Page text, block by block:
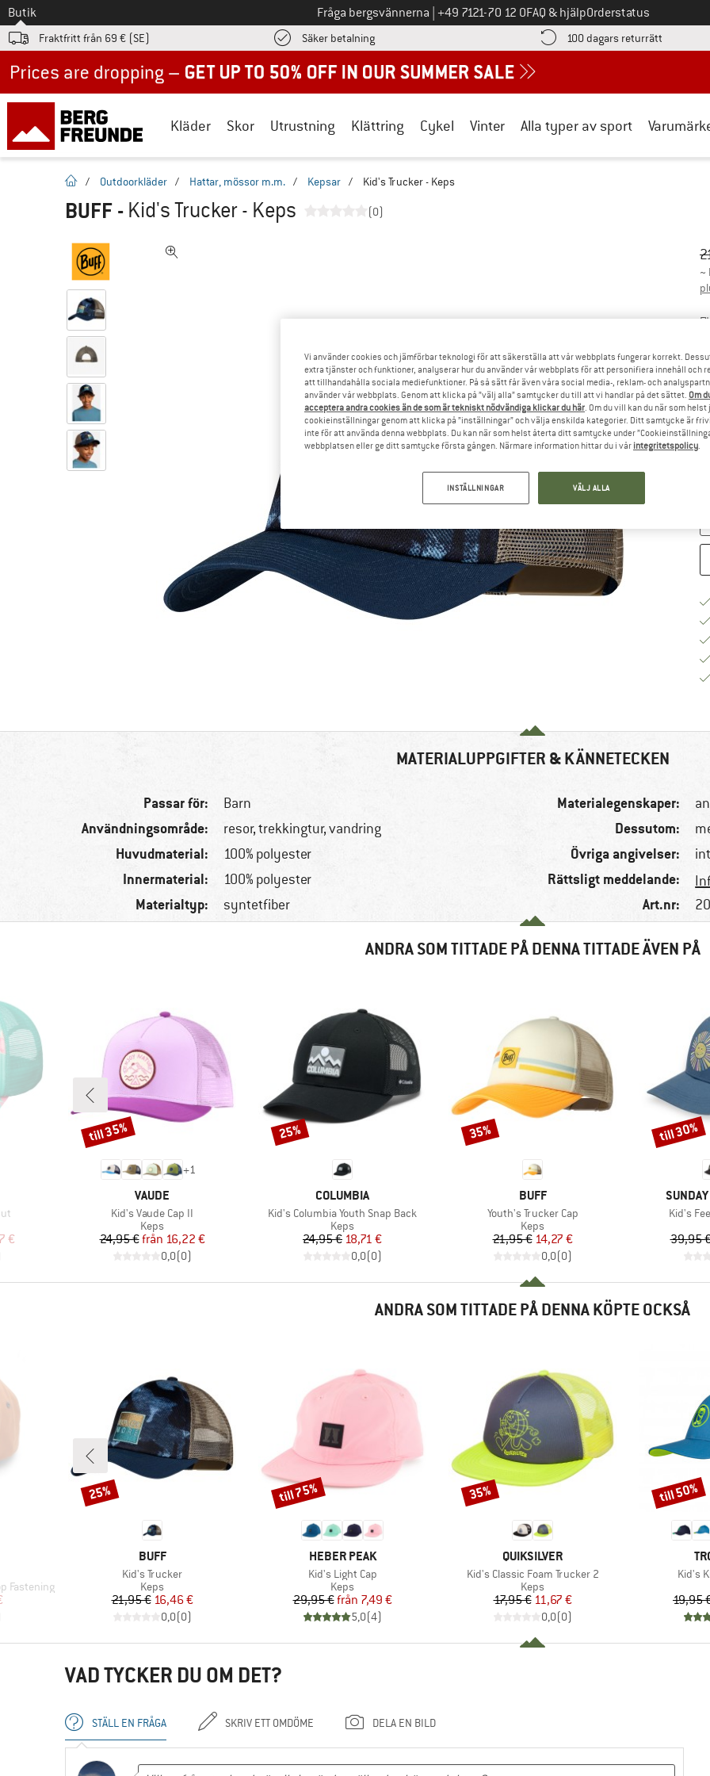
Till
Butik Fråga bergsvännerna Ring oss på
+49 7121-70 12 0FAQ & hjälpOrderstatus
Fraktfritt från 69 € (SE) Säker betalningHitta betalningsinformationen här! Öppnas i en inforuta
100 dagars returrätt Gå till
Kläder Skor Utrustning Klättring Cykel Vinter Alla typer av sport
Hemsida
/ Outdoorkläder / Hattar, mössor m.m. / Kepsar / Kid's Trucker - Keps
BUFF - Kid's Trucker - Keps (0)
~
MATERIALUPPGIFTER & KÄNNETECKEN
Passar för: Barn
Användningsområde: resor, trekkingtur, vandring
Huvudmaterial: 100% polyester
Innermaterial: 100% polyester
Materialtyp: syntetfiber
Materialegenskaper:
Dessutom:
Övriga angivelser:
Rättsligt meddelande:
Art.nr:
ANDRA SOM TITTADE PÅ DENNA TITTADE ÄVEN PÅ
pris
€
+1
VARUMÄRKE
VAUDE
Produkter
Kid's Vaude Cap II
Produktgrupp
Keps
Pris
24,95 € Reducerat pris
från 16,22 €
0,0(0)
Rabatt
till 35%
VARUMÄRKE
COLUMBIA
Produkter
Kid's Columbia Youth Snap Back
Produktgrupp
Keps
Pris
24,95 €Reducerat pris
18,71 €
0,0(0)
Rabatt
25%
VARUMÄRKE
BUFF
Produkter
Youth's Trucker Cap
Produktgrupp
Keps
Pris
21,95 €Reducerat pris
14,27 €
0,0(0)
Rabatt
35%
Kid's
39,95
Rabatt
till 30%
ANDRA SOM TITTADE PÅ DENNA KÖPTE OCKSÅ
Fastening
pris
VARUMÄRKE
BUFF
Produkter
Kid's Trucker
Produktgrupp
Keps
Pris
21,95 €Reducerat pris
16,46 €
0,0(0)
Rabatt
25%
VARUMÄRKE
HEBER PEAK
Produkter
Kid's Light Cap
Produktgrupp
Keps
Pris
29,95 € Reducerat pris
från 7,49 €
5,0(4)
Rabatt
till 75%
VARUMÄRKE
QUIKSILVER
Produkter
Kid's Classic Foam Trucker 2
Produktgrupp
Keps
Pris
17,95 €Reducerat pris
11,67 €
0,0(0)
Rabatt
35%
Kid's
19,95
Rabatt
till 50%
VAD TYCKER DU OM DET?
STÄLL EN FRÅGA SKRIV ETT OMDÖME DELA EN BILD
Vi använder cookies och jämförbar teknologi för att säkerställa att vår webbplats fungerar korrekt.
extra tjänster och funktioner, analyserar hur du använder vår webbplats för att personifiera innehåll och
att tillhandahålla sociala mediefunktioner. På så sätt får även våra social media-, reklam- och
använder vår webbplats. Genom att klicka på ”välj alla” samtycker du till att vi handlar på det sättet. Om
acceptera andra cookies än de som är tekniskt nödvändiga klickar du här. Om du vill kan du när som
cookieinställningar genom att klicka på ”inställningar” och välja enskilda kategorier. Ditt samtycke är
inte för att använda denna webbplats. Du kan när som helst återta ditt samtycke under
webbplatsen eller ge ditt samtycke första gången. Närmare information hittar du i vår integritetspolicy.
INSTÄLLNINGAR VÄLJ ALLA